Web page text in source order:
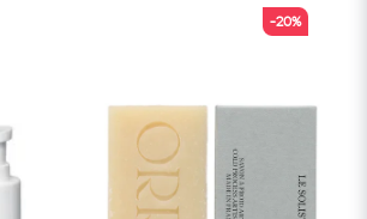
-20%